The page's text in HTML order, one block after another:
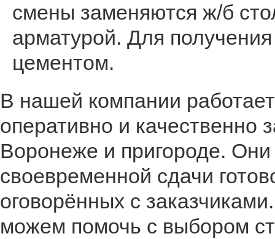
смены заменяются ж/б
арматурой. Для
цементом.
В нашей компании
оперативно и
Воронеже и пригороде. Они
своевременной сдачи
оговорённых с
можем помочь с выбором